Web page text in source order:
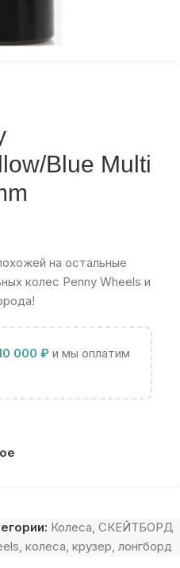
Blue Multi
на остальные
колес Penny Wheels и
000 ₽ и мы оплатим
Колеса, СКЕЙТБОРД
, колеса, крузер, лонгборд